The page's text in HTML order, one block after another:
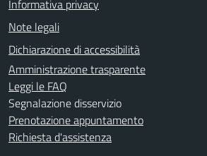
Informativa privacy
Note legali
Dichiarazione di accessibilità
Amministrazione trasparente
Leggi le FAQ
Segnalazione disservizio
Prenotazione appuntamento
Richiesta d'assistenza